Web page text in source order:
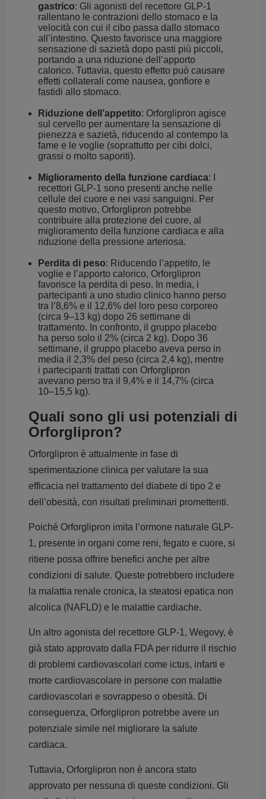
gastrico: Gli agonisti del recettore GLP-1
rallentano le contrazioni dello stomaco e la
velocità con cui il cibo passa dallo stomaco
all’intestino. Questo favorisce una maggiore
sensazione di sazietà dopo pasti più piccoli,
portando a una riduzione dell’apporto
calorico. Tuttavia, questo effetto può causare
effetti collaterali come nausea, gonfiore e
fastidi allo stomaco.
Riduzione dell’appetito: Orforglipron agisce
sul cervello per aumentare la sensazione di
pienezza e sazietà, riducendo al contempo la
fame e le voglie (soprattutto per cibi dolci,
grassi o molto saporiti).
Miglioramento della funzione cardiaca: I
recettori GLP-1 sono presenti anche nelle
cellule del cuore e nei vasi sanguigni. Per
questo motivo, Orforglipron potrebbe
contribuire alla protezione del cuore, al
miglioramento della funzione cardiaca e alla
riduzione della pressione arteriosa.
Perdita di peso: Riducendo l’appetito, le
voglie e l’apporto calorico, Orforglipron
favorisce la perdita di peso. In media, i
partecipanti a uno studio clinico hanno perso
tra l’8,6% e il 12,6% del loro peso corporeo
(circa 9–13 kg) dopo 26 settimane di
trattamento. In confronto, il gruppo placebo
ha perso solo il 2% (circa 2 kg). Dopo 36
settimane, il gruppo placebo aveva perso in
media il 2,3% del peso (circa 2,4 kg), mentre
i partecipanti trattati con Orforglipron
avevano perso tra il 9,4% e il 14,7% (circa
10–15,5 kg).
Quali sono gli usi potenziali di
Orforglipron?
Orforglipron è attualmente in fase di
sperimentazione clinica per valutare la sua
efficacia nel trattamento del diabete di tipo 2 e
dell’obesità, con risultati preliminari promettenti.
Poiché Orforglipron imita l’ormone naturale GLP-
1, presente in organi come reni, fegato e cuore, si
ritiene possa offrire benefici anche per altre
condizioni di salute. Queste potrebbero includere
la malattia renale cronica, la steatosi epatica non
alcolica (NAFLD) e le malattie cardiache.
Un altro agonista del recettore GLP-1, Wegovy, è
già stato approvato dalla FDA per ridurre il rischio
di problemi cardiovascolari come ictus, infarti e
morte cardiovascolare in persone con malattie
cardiovascolari e sovrappeso o obesità. Di
conseguenza, Orforglipron potrebbe avere un
potenziale simile nel migliorare la salute
cardiaca.
Tuttavia, Orforglipron non è ancora stato
approvato per nessuna di queste condizioni. Gli